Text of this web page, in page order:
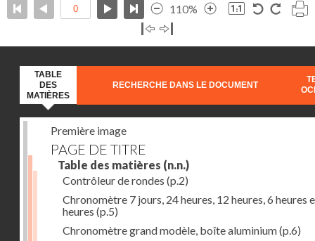
110%
TABLE
DES
MATIÈRES
RECHERCHE DANS LE DOCUMENT
Première image
PAGE DE TITRE
Table des matières (n.n.)
Contrôleur de rondes (p.2)
Chronomètre 7 jours, 24 heures, 12 heures, 6 heures
heures (p.5)
Chronomètre grand modèle, boîte aluminium(p.6)